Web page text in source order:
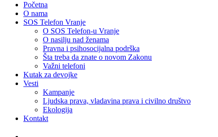
Početna
O nama
SOS Telefon Vranje
O SOS Telefon-u Vranje
O nasilju nad ženama
Pravna i psihosocijalna podrška
Šta treba da znate o novom Zakonu
Važni telefoni
Kutak za devojke
Vesti
Kampanje
Ljudska prava, vladavina prava i civilno društvo
Ekologija
Kontakt